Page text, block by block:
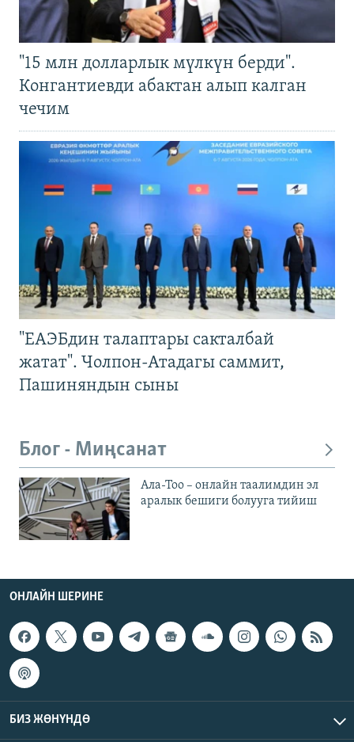
"15 млн долларлык мүлкүн берди".
Конгантиевди абактан алып калган
чечим
"ЕАЭБдин талаптары сакталбай
жатат". Чолпон-Атадагы саммит,
Пашиняндын сыны
Блог - Миңсанат
Ала-Тоо – онлайн таалимдин эл
аралык бешиги болууга тийиш
ОНЛАЙН ШЕРИНЕ
БИЗ ЖӨНҮНДӨ